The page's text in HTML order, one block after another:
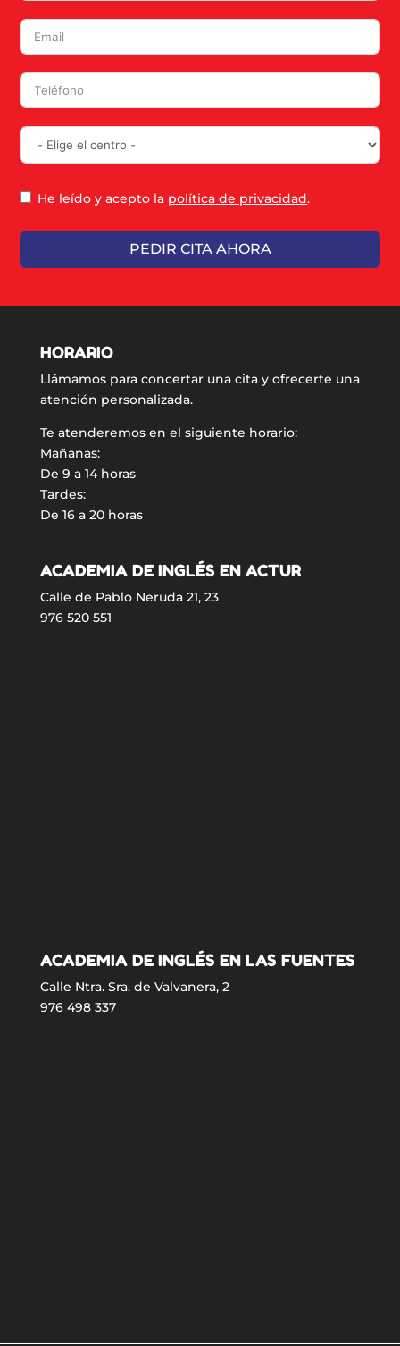
He leído y acepto la política de privacidad.
PEDIR CITA AHORA
HORARIO
Llámamos para concertar una cita y ofrecerte una
atención personalizada.
Te atenderemos en el siguiente horario:
Mañanas:
De 9 a 14 horas
Tardes:
De 16 a 20 horas
ACADEMIA DE INGLÉS EN ACTUR
Calle de Pablo Neruda 21, 23
976 520 551
ACADEMIA DE INGLÉS EN LAS FUENTES
Calle Ntra. Sra. de Valvanera, 2
976 498 337